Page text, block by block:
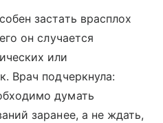
застать врасплох
он случается
или
Врач подчеркнула:
думать
заранее, а не ждать,